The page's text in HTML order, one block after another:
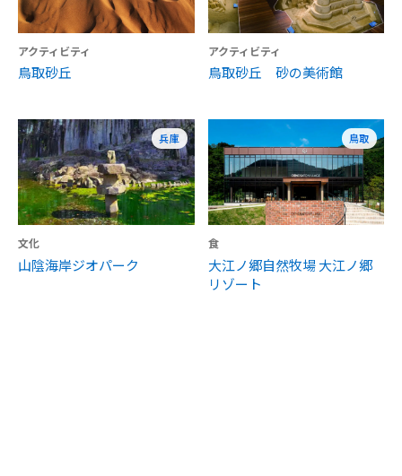
アクティビティ
鳥取砂丘
アクティビティ
鳥取砂丘 砂の美術館
兵庫
文化
山陰海岸ジオパーク
鳥取
食
大江ノ郷自然牧場 大江ノ郷
リゾート